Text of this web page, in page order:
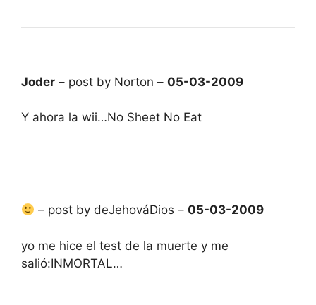
Joder – post by Norton – 05-03-2009
Y ahora la wii…No Sheet No Eat
– post by deJehováDios –05-03-2009
yo me hice el test de la muerte y me
salió:INMORTAL…